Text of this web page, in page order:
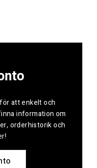
att enkelt och
information om
orderhistorik och